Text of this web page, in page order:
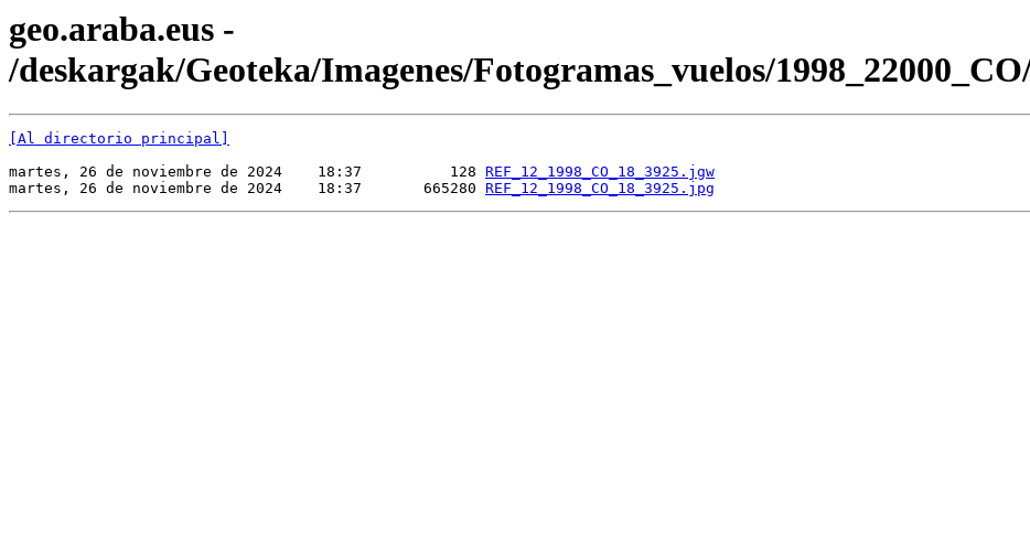
geo.araba.eus -
/deskargak/Geoteka/Imagenes/Fotogramas_vuelos/
[Al directorio principal]
martes, 26 de noviembre de 2024    18:37          128 REF_12_1998_CO_18_3925.jgw
martes, 26 de noviembre de 2024    18:37       665280 REF_12_1998_CO_18_3925.jpg